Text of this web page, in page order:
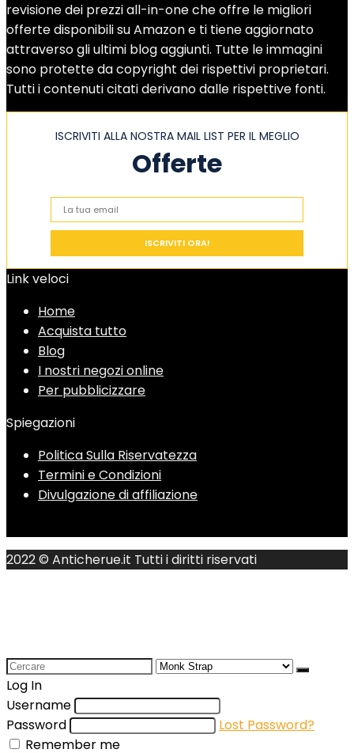
revisione dei prezzi all-in-one che offre le migliori
offerte disponibili su Amazon e ti tiene aggiornato
attraverso gli ultimi blog aggiunti. Tutte le immagini
sono protette da copyright dei rispettivi proprietari.
Tutti i contenuti citati derivano dalle rispettive fonti.
ISCRIVITI ALLA NOSTRA MAIL LIST PER IL MEGLIO
Offerte
Link veloci
Home
Acquista tutto
Blog
I nostri negozi online
Per pubblicizzare
Spiegazioni
Politica Sulla Riservatezza
Termini e Condizioni
Divulgazione di affiliazione
2022 © Anticherue.it Tutti i diritti riservati
Search
for:
Log In
Username
Password
Lost Password?
Remember me